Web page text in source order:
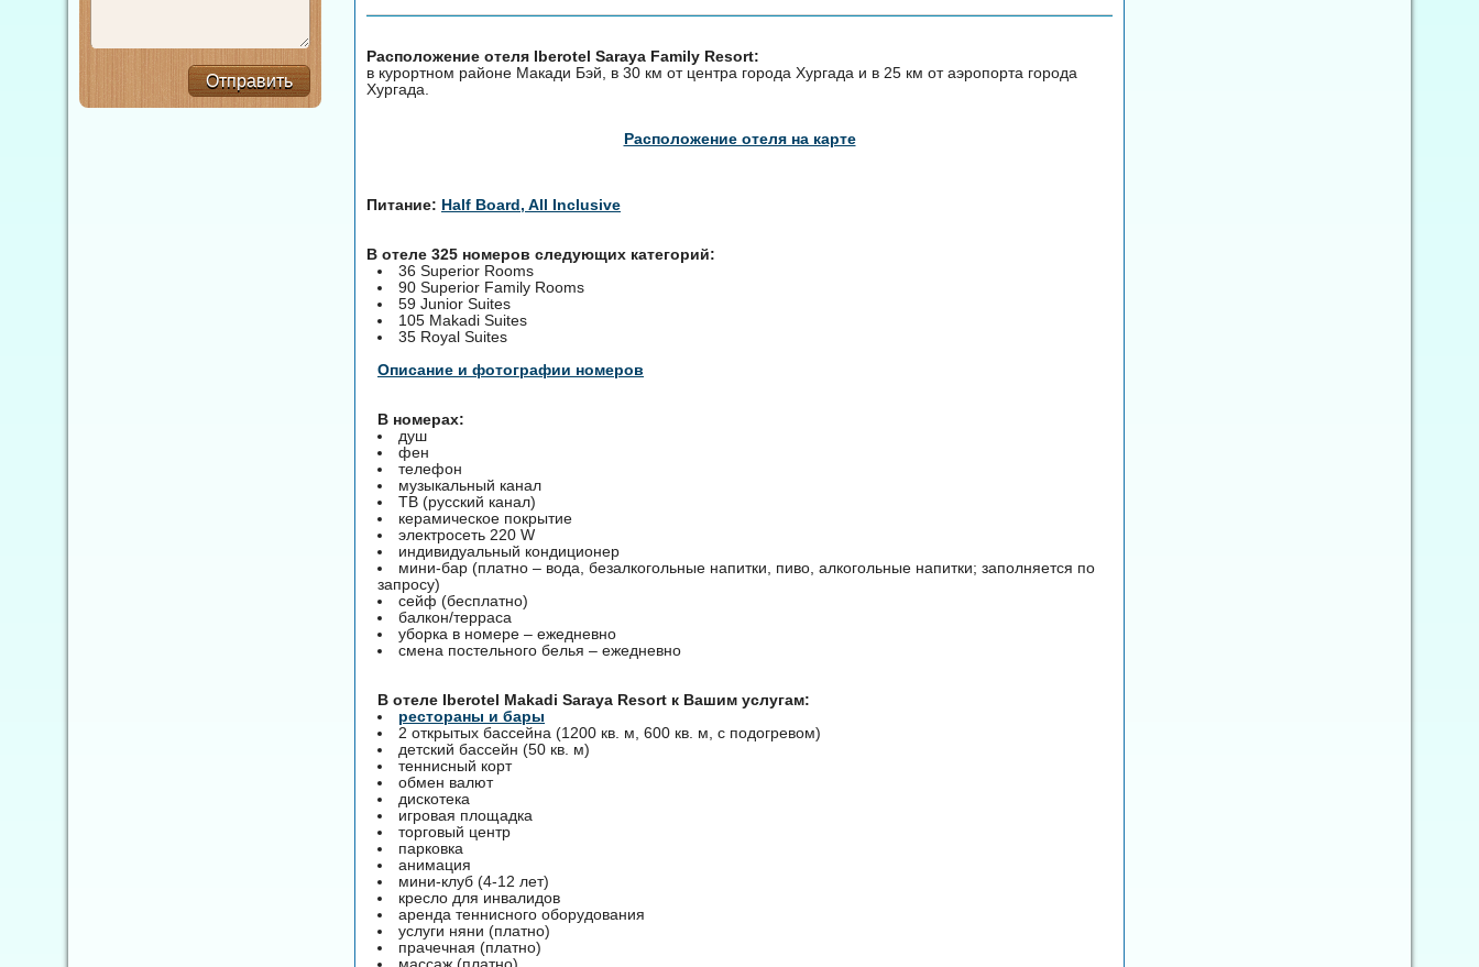
Расположение отеля Iberotel Saraya Family Resort:
в курортном районе Макади Бэй, в 30 км от центра города Хургада и в 25 км от аэропорта города
Хургада.
Расположение отеля на карте
Питание: Half Board, All Inclusive
В отеле 325 номеров следующих категорий:
36 Superior Rooms
90 Superior Family Rooms
59 Junior Suites
105 Makadi Suites
35 Royal Suites
Описание и фотографии номеров
В номерах:
душ
фен
телефон
музыкальный канал
ТВ (русский канал)
керамическое покрытие
электросеть 220 W
индивидуальный кондиционер
мини-бар (платно – вода, безалкогольные напитки, пиво, алкогольные напитки; заполняется по
запросу)
сейф (бесплатно)
балкон/терраса
уборка в номере – ежедневно
смена постельного белья – ежедневно
B отеле Iberotel Makadi Saraya Resort к Вашим услугам:
рестораны и бары
2 открытых бассейна (1200 кв. м, 600 кв. м, с подогревом)
детский бассейн (50 кв. м)
теннисный корт
обмен валют
дискотека
игровая площадка
торговый центр
парковка
анимация
мини-клуб (4-12 лет)
кресло для инвалидов
аренда теннисного оборудования
услуги няни (платно)
прачечная (платно)
Отправить